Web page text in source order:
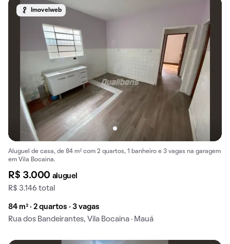
Imovelweb
Aluguel de casa, de 84 m² com 2 quartos, 1 banheiro e 3 vagas na garagem
em Vila Bocaina.
R$ 3.000 aluguel
R$ 3.146 total
84 m² · 2 quartos · 3 vagas
Rua dos Bandeirantes, Vila Bocaina · Mauá